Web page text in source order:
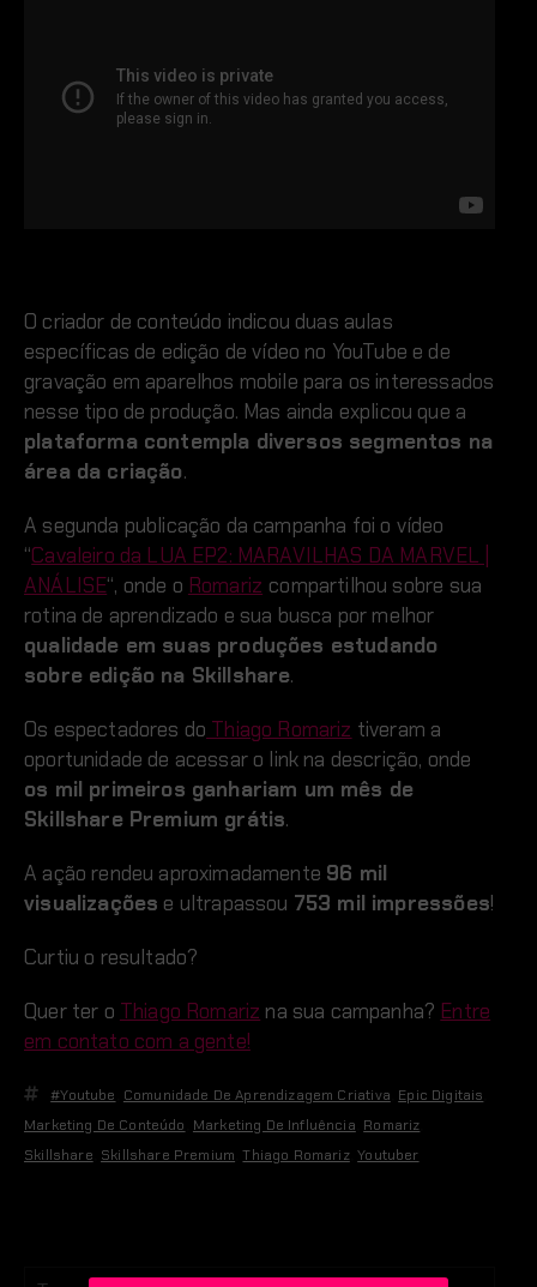
O criador de conteúdo indicou duas aulas
específicas de edição de vídeo no YouTube e de
gravação em aparelhos mobile para os interessados
nesse tipo de produção. Mas ainda explicou que a
plataforma contempla diversos segmentos na
área da criação.
A segunda publicação da campanha foi o vídeo
“Cavaleiro da LUA EP2: MARAVILHAS DA MARVEL |
ANÁLISE“, onde o Romariz compartilhou sobre sua
rotina de aprendizado e sua busca por melhor
qualidade em suas produções estudando
sobre edição na Skillshare.
Os espectadores do Thiago Romariz tiveram a
oportunidade de acessar o link na descrição, onde
os mil primeiros ganhariam um mês de
Skillshare Premium grátis.
A ação rendeu aproximadamente 96 mil
visualizações e ultrapassou 753 mil impressões!
Curtiu o resultado?
Quer ter o Thiago Romariz na sua campanha? Entre
em contato com a gente!
#youtube Comunidade De Aprendizagem Criativa Epic Digitais
Marketing De Conteúdo Marketing De Influência Romariz
Skillshare Skillshare Premium ,Thiago Romariz,Youtuber